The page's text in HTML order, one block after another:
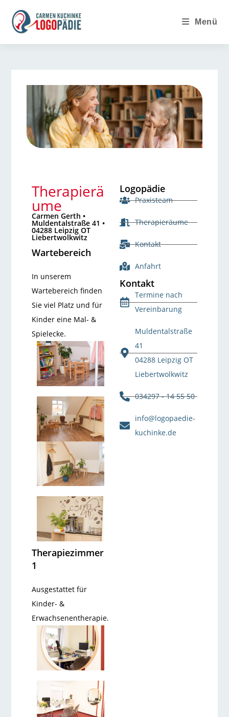
Menü
Therapierä
ume
Carmen Gerth •
Muldentalstraße 41 •
04288 Leipzig OT
Liebertwolkwitz
Wartebereich
In unserem
Wartebereich finden
Sie viel Platz und für
Kinder eine Mal- &
Spielecke.
Therapiezimmer
1
Ausgestattet für
Kinder- &
Erwachsenentherapie.
Logopädie
Praxisteam
Therapieräume
Kontakt
Anfahrt
Kontakt
Termine nach
Vereinbarung
Muldentalstraße
41
04288 Leipzig OT
Liebertwolkwitz
034297 - 14 55 50
info@logopaedie-
kuchinke.de